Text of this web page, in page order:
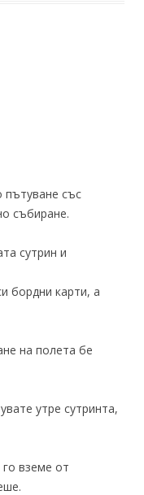
пътуване със
събиране.
сутрин и
бордни карти, а
на полета бе
утре сутринта,
вземе от